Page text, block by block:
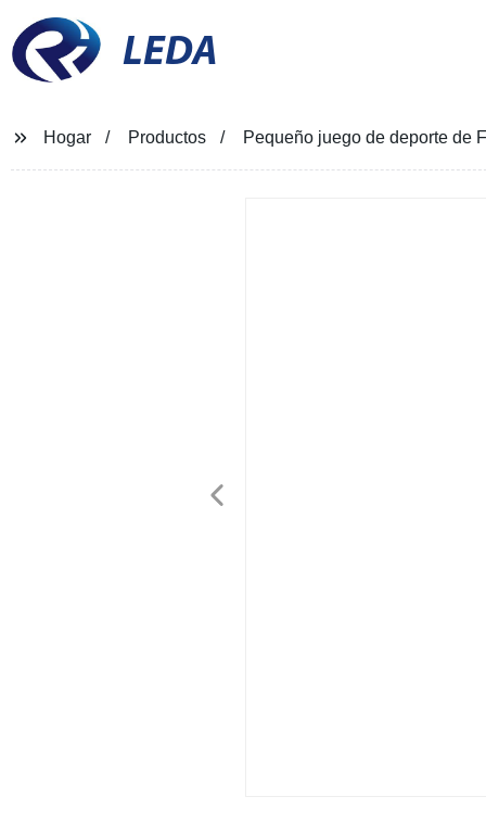
LEDA
Hogar Productos Pequeño juego de deporte de